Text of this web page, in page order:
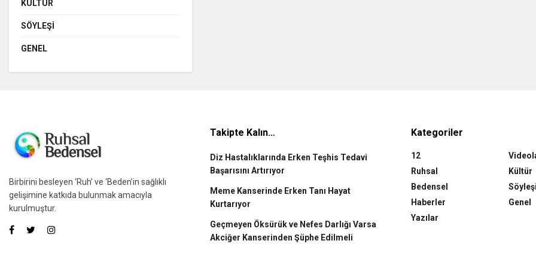
KÜLTÜR
SÖYLEŞI
GENEL
Birbirini besleyen ‘Ruh’ ve ‘Beden’in sağlıklı
gelişimine katkıda bulunmak amacıyla
kurulmuştur.
Takipte Kalın…
Diz Hastalıklarında Erken Teşhis Tedavi
Başarısını Artırıyor
Meme Kanserinde Erken Tanı Hayat
Kurtarıyor
Geçmeyen Öksürük ve Nefes Darlığı Varsa
Akciğer Kanserinden Şüphe Edilmeli
Kategoriler
12
Ruhsal
Bedensel
Haberler
Yazılar
Kültür
Genel